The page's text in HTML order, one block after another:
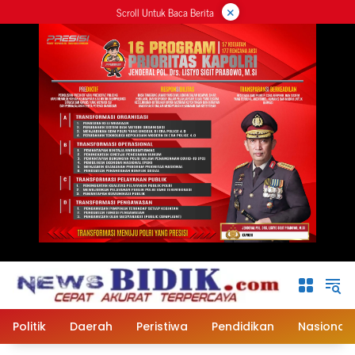
ke
Scroll Untuk Baca Berita ×
Politik Daerah Peristiwa Pendidikan Nasional